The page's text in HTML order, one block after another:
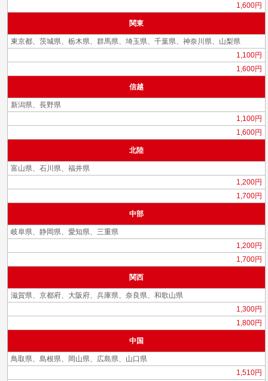
1,600円
関東
東京都、茨城県、栃木県、群馬県、埼玉県、千葉県、神奈川県、山梨県
1,100円
1,600円
信越
新潟県、長野県
1,100円
1,600円
北陸
富山県、石川県、福井県
1,200円
1,700円
中部
岐阜県、静岡県、愛知県、三重県
1,200円
1,700円
関西
滋賀県、京都府、大阪府、兵庫県、奈良県、和歌山県
1,300円
1,800円
中国
鳥取県、島根県、岡山県、広島県、山口県
1,510円